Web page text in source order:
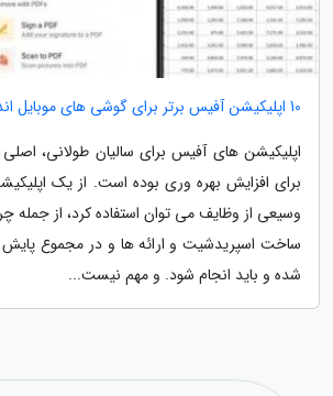
10 اپلیکیشن آفیس برتر برای گوشی های موبایل اندرویدی
اپلیکیشن های آفیس برای سالیان طولانی،
برای افزایش بهره وری بوده است. از یک
وسیعی از وظایف می توان استفاده کرد، از
ساخت اسپریدشیت و ارائه ها و در مجموع پایش
شده و باید انجام شود. و مهم نیست...